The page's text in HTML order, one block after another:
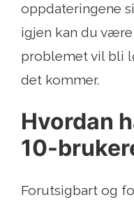
oppdateringene
igjen kan du
problemet vil bli
det kommer.
Hvordan
10-
Forutsigbart og